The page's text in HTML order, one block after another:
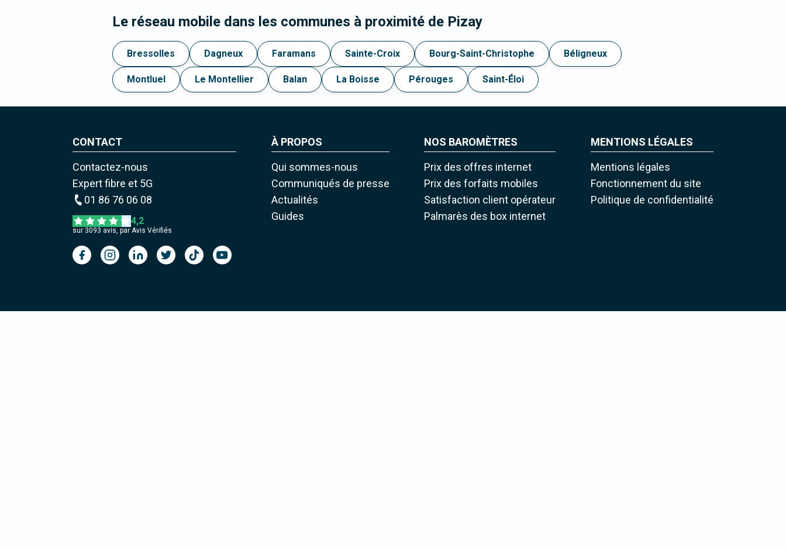
Le réseau mobile dans les communes à proximité de Pizay
Bressolles Dagneux Faramans Sainte-Croix Bourg-Saint-Christophe Béligneux
Montluel Le Montellier Balan La Boisse Pérouges Saint-Éloi
CONTACT
Contactez-nous
Expert fibre et 5G
01 86 76 06 08
4,2
sur 3093 avis, par Avis Vérifiés
À PROPOS
Qui sommes-nous
Communiqués de presse
Actualités
Guides
NOS BAROMÈTRES
Prix des offres internet
Prix des forfaits mobiles
Satisfaction client opérateur
Palmarès des box internet
MENTIONS LÉGALES
Mentions légales
Fonctionnement du site
Politique de confidentialité